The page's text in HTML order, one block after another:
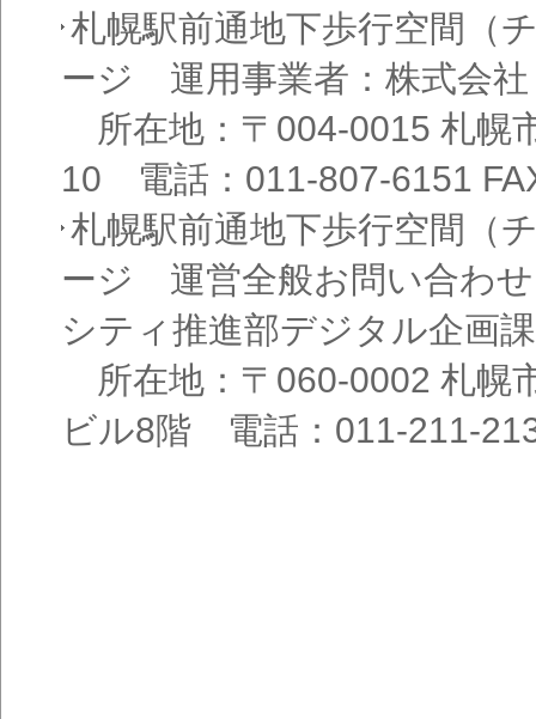
札幌駅前通地下歩行空間（
ージ 運用事業者：株式会
所在地：〒004-0015 札幌
10 電話：011-807-6151
札幌駅前通地下歩行空間（
ージ 運営全般お問い合わ
シティ推進部デジタル企画課
所在地：〒060-0002 札幌
ビル8階 電話：011-211-